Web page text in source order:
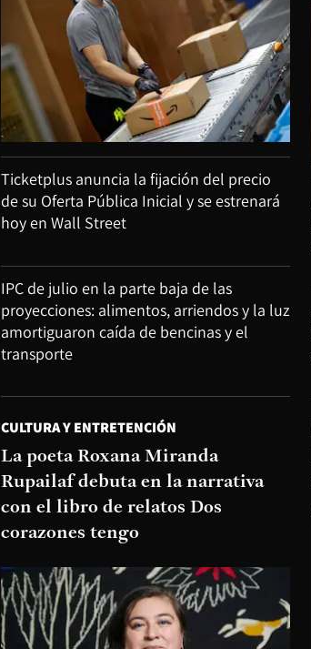
Ticketplus anuncia la fijación del precio
de su Oferta Pública Inicial y se estrenará
hoy en Wall Street
IPC de julio en la parte baja de las
proyecciones: alimentos, arriendos y la luz
amortiguaron caída de bencinas y el
transporte
CULTURA Y ENTRETENCIÓN
La poeta Roxana Miranda
Rupailaf debuta en la narrativa
con el libro de relatos Dos
corazones tengo